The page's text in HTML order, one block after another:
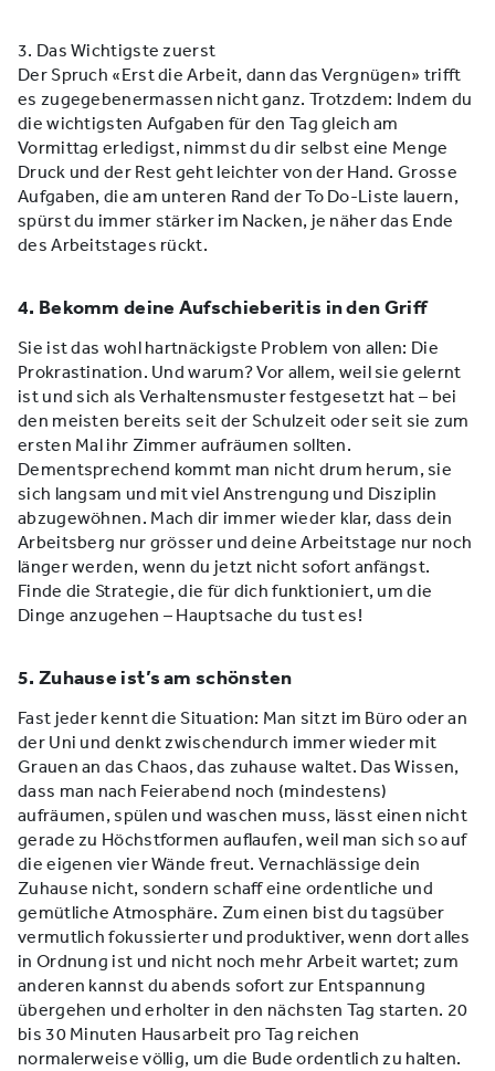
3. Das Wichtigste zuerst
Der Spruch «Erst die Arbeit, dann das Vergnügen» trifft
es zugegebenermassen nicht ganz. Trotzdem: Indem du
die wichtigsten Aufgaben für den Tag gleich am
Vormittag erledigst, nimmst du dir selbst eine Menge
Druck und der Rest geht leichter von der Hand. Grosse
Aufgaben, die am unteren Rand der To Do-Liste lauern,
spürst du immer stärker im Nacken, je näher das Ende
des Arbeitstages rückt.
4. Bekomm deine Aufschieberitis in den Griff
Sie ist das wohl hartnäckigste Problem von allen: Die
Prokrastination. Und warum? Vor allem, weil sie gelernt
ist und sich als Verhaltensmuster festgesetzt hat – bei
den meisten bereits seit der Schulzeit oder seit sie zum
ersten Mal ihr Zimmer aufräumen sollten.
Dementsprechend kommt man nicht drum herum, sie
sich langsam und mit viel Anstrengung und Disziplin
abzugewöhnen. Mach dir immer wieder klar, dass dein
Arbeitsberg nur grösser und deine Arbeitstage nur noch
länger werden, wenn du jetzt nicht sofort anfängst.
Finde die Strategie, die für dich funktioniert, um die
Dinge anzugehen – Hauptsache du tust es!
5. Zuhause ist’s am schönsten
Fast jeder kennt die Situation: Man sitzt im Büro oder an
der Uni und denkt zwischendurch immer wieder mit
Grauen an das Chaos, das zuhause waltet. Das Wissen,
dass man nach Feierabend noch (mindestens)
aufräumen, spülen und waschen muss, lässt einen nicht
gerade zu Höchstformen auflaufen, weil man sich so auf
die eigenen vier Wände freut. Vernachlässige dein
Zuhause nicht, sondern schaff eine ordentliche und
gemütliche Atmosphäre. Zum einen bist du tagsüber
vermutlich fokussierter und produktiver, wenn dort alles
in Ordnung ist und nicht noch mehr Arbeit wartet; zum
anderen kannst du abends sofort zur Entspannung
übergehen und erholter in den nächsten Tag starten. 20
bis 30 Minuten Hausarbeit pro Tag reichen
normalerweise völlig, um die Bude ordentlich zu halten.